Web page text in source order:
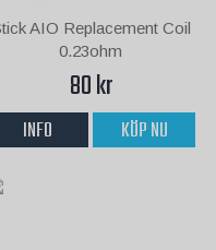
AIO Replacement Coil
0.23ohm
80 kr
INFO KÖP NU